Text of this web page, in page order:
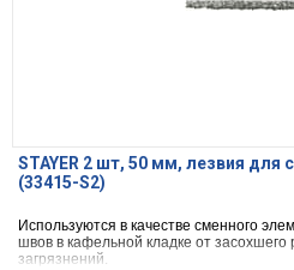
STAYER 2 шт, 50 мм, лезвия для
(33415-S2)
Используются в качестве сменного
швов в кафельной кладке от засохшего
загрязнений.